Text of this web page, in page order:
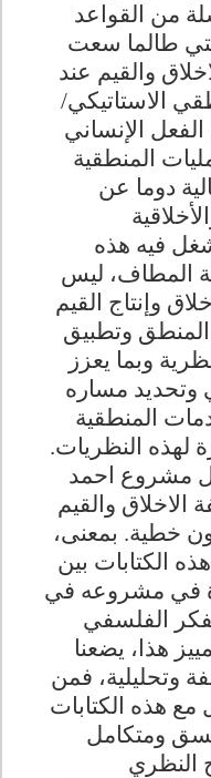
من القواعد
التي طالما سعت
والقيم عند
الاستاتيكي/
الإنساني
المنطقية
دوما عن
فيه هذه
المطاف، ليس
وإنتاج القيم
وتطبيق
وبما يعزز
وتحديد مساره
المنطقية
لهذه النظريات.
مشروع احمد
والقيم
خطية. بمعنى،
الكتابات بين
في مشروعه في
الفلسفي
هذا، يضعنا
وتحليلية، فمن
مع هذه الكتابات
ومتكامل